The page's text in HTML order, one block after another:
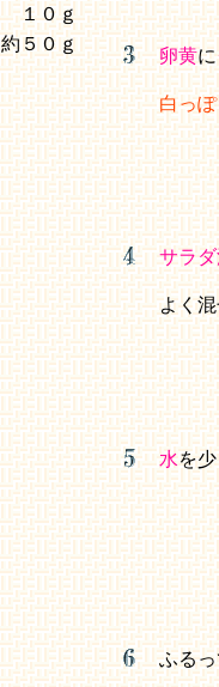
１０ｇ
約５０ｇ
卵黄に
白っ
サラ
よく
水を
ふる